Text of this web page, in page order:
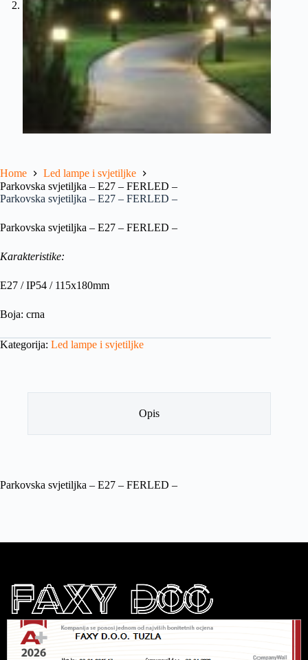
Home
Led lampe i svjetiljke
Parkovska svjetiljka – E27 – FERLED –
Parkovska svjetiljka – E27 – FERLED –
Parkovska svjetiljka – E27 – FERLED –
Karakteristike:
E27 / IP54 / 115x180mm
Boja: crna
Kategorija: Led lampe i svjetiljke
Opis
Parkovska svjetiljka – E27 – FERLED –